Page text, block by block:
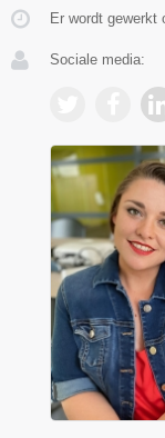
Er wordt gewerkt
Sociale media: